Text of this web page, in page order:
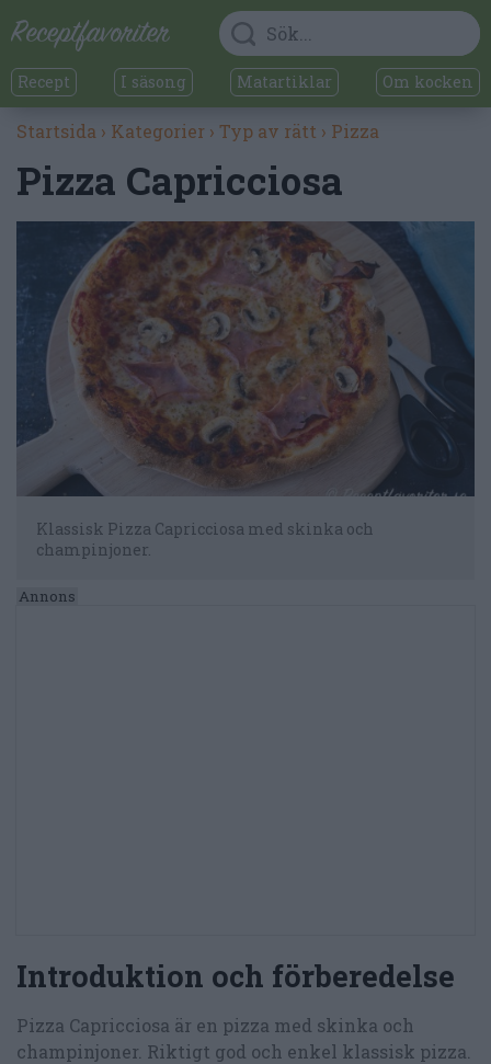
Recept I säsong Matartiklar Om kocken
Startsida › Kategorier › Typ av rätt › Pizza
Pizza Capricciosa
Klassisk Pizza Capricciosa med skinka och
champinjoner.
Introduktion och förberedelse
Pizza Capricciosa är en pizza med skinka och
champinjoner. Riktigt god och enkel klassisk pizza.